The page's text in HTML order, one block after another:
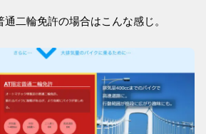
二輪免許の場合はこんな感じ。